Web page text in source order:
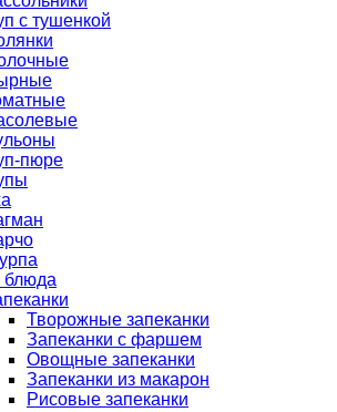
с тушенкой
пюре
блюда
Творожные запеканки
Запеканки с фаршем
Овощные запеканки
Запеканки из макарон
Рисовые запеканки